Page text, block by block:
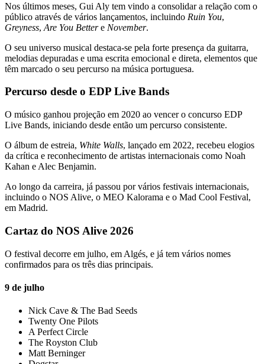
Nos últimos meses, Gui Aly tem vindo a consolidar a relação com o
público através de vários lançamentos, incluindo Ruin You,
Greyness, Are You Bettere November.
O seu universo musical destaca-se pela forte presença da guitarra,
melodias depuradas e uma escrita emocional e direta, elementos que
têm marcado o seu percurso na música portuguesa.
Percurso desde o EDP Live Bands
O músico ganhou projeção em 2020 ao vencer o concurso EDP
Live Bands, iniciando desde então um percurso consistente.
O álbum de estreia, White Walls, lançado em 2022, recebeu elogios
da crítica e reconhecimento de artistas internacionais como Noah
Kahan e Alec Benjamin.
Ao longo da carreira, já passou por vários festivais internacionais,
incluindo o NOS Alive, o MEO Kalorama e o Mad Cool Festival,
em Madrid.
Cartaz do NOS Alive 2026
O festival decorre em julho, em Algés, e já tem vários nomes
confirmados para os três dias principais.
9 de julho
Nick Cave & The Bad Seeds
Twenty One Pilots
A Perfect Circle
The Royston Club
Matt Berninger